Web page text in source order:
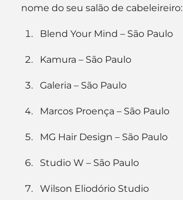
nome do seu salão de cabeleireiro:
Blend Your Mind – São Paulo
Kamura – São Paulo
Galeria – São Paulo
Marcos Proença – São Paulo
MG Hair Design – São Paulo
Studio W – São Paulo
Wilson Eliodório Studio